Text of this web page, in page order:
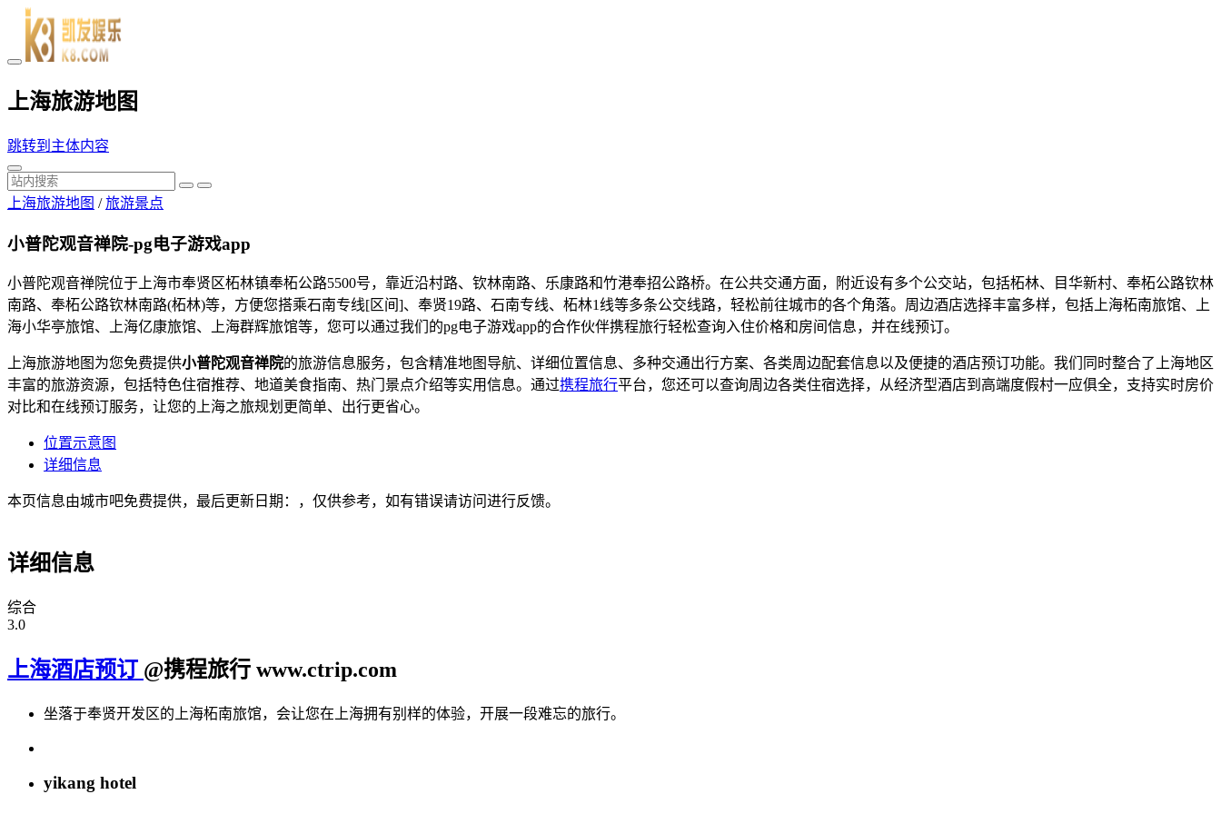
上海旅游地图
跳转到主体内容
上海旅游地图 /旅游景点
小普陀观音禅院-pg电子游戏app
小普陀观音禅院位于上海市奉贤区柘林镇奉柘公路5500号，靠近沿村路、钦林南路、乐康路和竹港奉招公路桥。在公共交通方面，附近设有多个公交站，包括柘林、目华新村、奉柘公路钦林
南路、奉柘公路钦林南路(柘林)等，方便您搭乘石南专线[区间]、奉贤19路、石南专线、柘林1线等多条公交线路，轻松前往城市的各个角落。周边酒店选择丰富多样，包括上海柘南旅馆、上
海小华亭旅馆、上海亿康旅馆、上海群辉旅馆等，您可以通过我们的pg电子游戏app的合作伙伴携程旅行轻松查询入住价格和房间信息，并在线预订。
上海旅游地图为您免费提供小普陀观音禅院的旅游信息服务，包含精准地图导航、详细位置信息、多种交通出行方案、各类周边配套信息以及便捷的酒店预订功能。我们同时整合了上海地区
丰富的旅游资源，包括特色住宿推荐、地道美食指南、热门景点介绍等实用信息。通过携程旅行平台，您还可以查询周边各类住宿选择，从经济型酒店到高端度假村一应俱全，支持实时房价
对比和在线预订服务，让您的上海之旅规划更简单、出行更省心。
位置示意图
详细信息
本页信息由城市吧免费提供，最后更新日期：，仅供参考，如有错误请访问进行反馈。
详细信息
综合
3.0
上海酒店预订 @携程旅行 www.ctrip.com
坐落于奉贤开发区的上海柘南旅馆，会让您在上海拥有别样的体验，开展一段难忘的旅行。
yikang hotel